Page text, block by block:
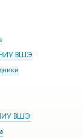
НИУ ВШЭ
ВШЭ